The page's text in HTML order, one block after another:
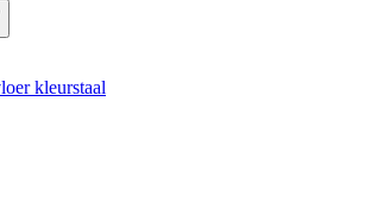
kleurstaal